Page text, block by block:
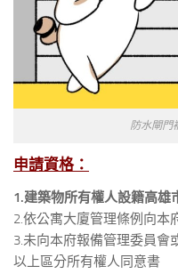
防水閘門
申請資格：
1.建築物所有權人設籍高雄
2.依公寓大廈管理條例向本
3.未向本府報備管理委員會
以上區分所有權人同意書